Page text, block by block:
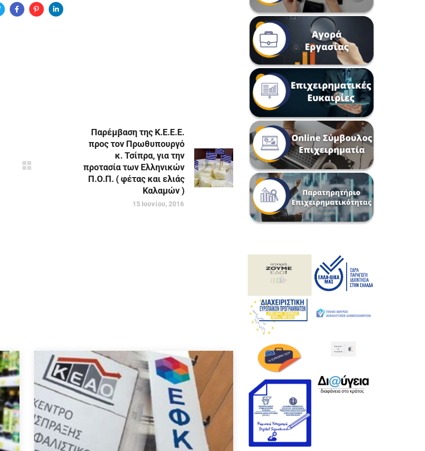
Παρέμβαση της Κ.Ε.Ε.Ε.
προς τον Πρωθυπουργό
κ. Τσίπρα, για την
προτασία των Ελληνικών
Π.Ο.Π. ( φέτας και ελιάς
Καλαμών )
15 Ιουνίου, 2016